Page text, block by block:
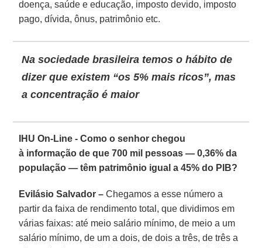
doença, saúde e educação, imposto devido, imposto
pago, dívida, ônus, patrimônio etc.
Na sociedade brasileira temos o hábito de
dizer que existem “os 5% mais ricos”, mas
a concentração é maior
IHU On-Line - Como o senhor chegou
à informação de que 700 mil pessoas — 0,36% da
população — têm patrimônio igual a 45% do PIB?
Evilásio Salvador – Chegamos a esse número a
partir da faixa de rendimento total, que dividimos em
várias faixas: até meio salário mínimo, de meio a um
salário mínimo, de um a dois, de dois a três, de três a